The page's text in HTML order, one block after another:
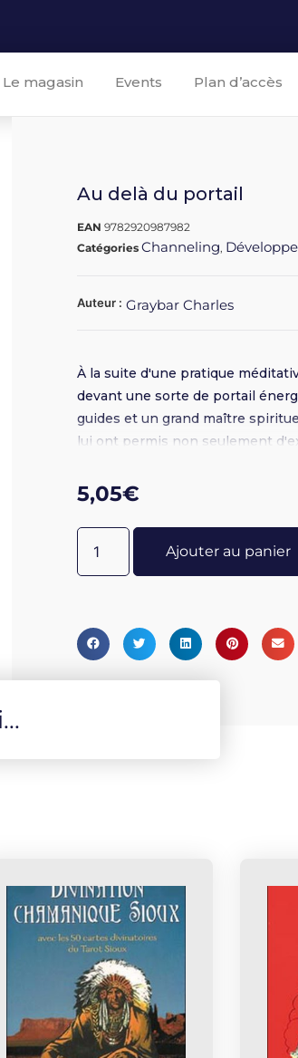
Le magasin Events Plan d’accès
Au delà du portail
EAN9782920987982
CatégoriesChanneling,
Auteur : Graybar Charles
À la suite d'une pratique
devant une sorte de portail
guides et un grand maître
lui ont permis non seulement
enseignements avec nous.
5,05€
Ajouter au panier